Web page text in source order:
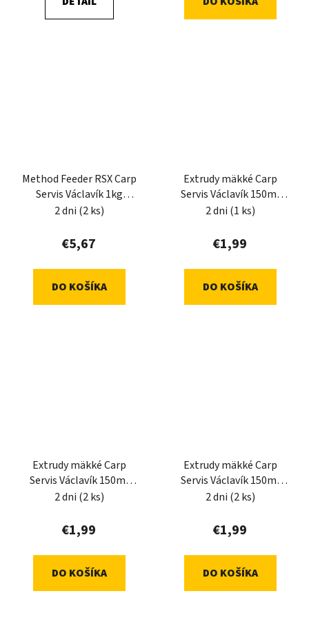
Method Feeder RSX Carp
Servis Václavík 1kg
Jahoda-Mango-Chilli
2 dni (2 ks)
€5,67
DO KOŠÍKA
Extrudy mäkké Carp
Servis Václavík 150ml
Satan
2 dni (1 ks)
€1,99
DO KOŠÍKA
Extrudy mäkké Carp
Servis Václavík 150ml
Mango
2 dni (2 ks)
€1,99
DO KOŠÍKA
Extrudy mäkké Carp
Servis Václavík 150ml
casia-moruša
2 dni (2 ks)
€1,99
DO KOŠÍKA